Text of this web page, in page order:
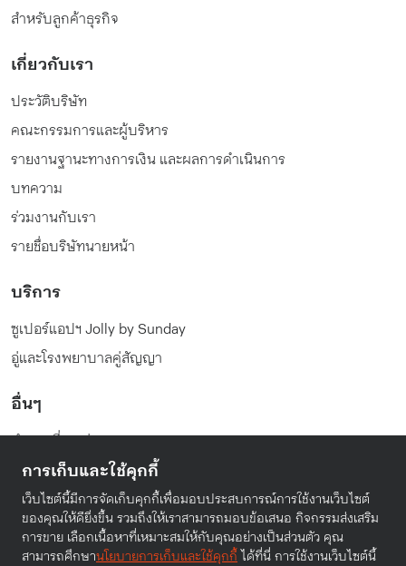
สำหรับลูกค้าธุรกิจ
เกี่ยวกับเรา
ประวัติบริษัท
คณะกรรมการและผู้บริหาร
รายงานฐานะทางการเงิน และผลการดำเนินการ
บทความ
ร่วมงานกับเรา
รายชื่อบริษัทนายหน้า
บริการ
ซูเปอร์แอปฯ Jolly by Sunday
อู่และโรงพยาบาลคู่สัญญา
อื่นๆ
คำถามที่พบบ่อย
นโยบายความเป็นส่วนตัว
เงื่อนไขในการให้บริการ
การเก็บและใช้คุกกี้
เว็บไซต์นี้มีการจัดเก็บคุกกี้เพื่อมอบประสบการณ์การใช้งานเว็บไซต์
ของคุณให้ดียิ่งขึ้น รวมถึงให้เราสามารถมอบข้อเสนอ กิจกรรมส่งเสริม
การขาย เลือกเนื้อหาที่เหมาะสมให้กับคุณอย่างเป็นส่วนตัว คุณ
สามารถศึกษานโยบายการเก็บและใช้คุกกี้ได้ที่นี่ การใช้งานเว็บไซต์นี้